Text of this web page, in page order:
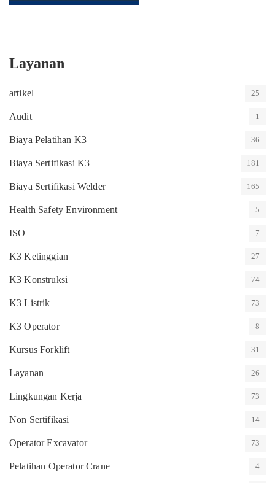
Layanan
artikel 25
Audit 1
Biaya Pelatihan K3 36
Biaya Sertifikasi K3 181
Biaya Sertifikasi Welder 165
Health Safety Environment 5
ISO 7
K3 Ketinggian 27
K3 Konstruksi 74
K3 Listrik 73
K3 Operator 8
Kursus Forklift 31
Layanan 26
Lingkungan Kerja 73
Non Sertifikasi 14
Operator Excavator 73
Pelatihan Operator Crane 4